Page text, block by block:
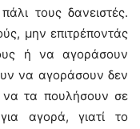
τους δανειστές.
μην επιτρέποντάς
ή να αγοράσουν
να αγοράσουν δεν
τα πουλήσουν σε
αγορά, γιατί το